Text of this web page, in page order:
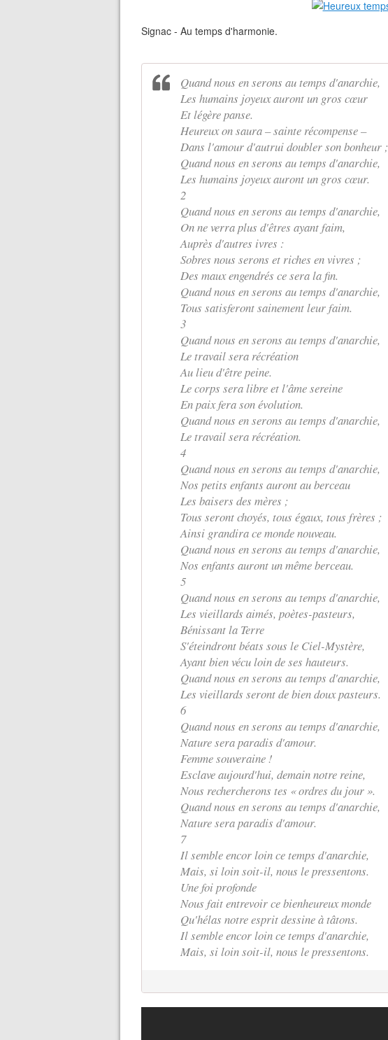
Signac - Au temps d'harmonie.
Quand nous en serons au temps d'anarchie,
Les humains joyeux auront un gros cœur
Et légère panse.
Heureux on saura – sainte récompense –
Dans l'amour d'autrui doubler son bonheur ;
Quand nous en serons au temps d'anarchie,
Les humains joyeux auront un gros cœur.
2
Quand nous en serons au temps d'anarchie,
On ne verra plus d'êtres ayant faim,
Auprès d'autres ivres :
Sobres nous serons et riches en vivres ;
Des maux engendrés ce sera la fin.
Quand nous en serons au temps d'anarchie,
Tous satisferont sainement leur faim.
3
Quand nous en serons au temps d'anarchie,
Le travail sera récréation
Au lieu d'être peine.
Le corps sera libre et l'âme sereine
En paix fera son évolution.
Quand nous en serons au temps d'anarchie,
Le travail sera récréation.
4
Quand nous en serons au temps d'anarchie,
Nos petits enfants auront au berceau
Les baisers des mères ;
Tous seront choyés, tous égaux, tous frères ;
Ainsi grandira ce monde nouveau.
Quand nous en serons au temps d'anarchie,
Nos enfants auront un même berceau.
5
Quand nous en serons au temps d'anarchie,
Les vieillards aimés, poètes-pasteurs,
Bénissant la Terre
S'éteindront béats sous le Ciel-Mystère,
Ayant bien vécu loin de ses hauteurs.
Quand nous en serons au temps d'anarchie,
Les vieillards seront de bien doux pasteurs.
6
Quand nous en serons au temps d'anarchie,
Nature sera paradis d'amour.
Femme souveraine !
Esclave aujourd'hui, demain notre reine,
Nous rechercherons tes « ordres du jour ».
Quand nous en serons au temps d'anarchie,
Nature sera paradis d'amour.
7
Il semble encor loin ce temps d'anarchie,
Mais, si loin soit-il, nous le pressentons.
Une foi profonde
Nous fait entrevoir ce bienheureux monde
Qu'hélas notre esprit dessine à tâtons.
Il semble encor loin ce temps d'anarchie,
Mais, si loin soit-il, nous le pressentons.